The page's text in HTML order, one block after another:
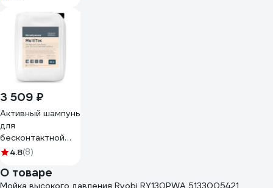
3 509 ₽
Активный шампунь
для
бесконтактной
мойки MultiTec
Systems SS927
4.8(8)
О товаре
Мойка высокого давления Ryobi RY130PWA 5133005421